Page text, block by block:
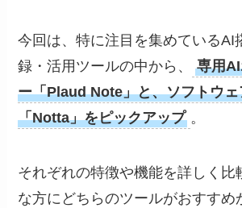
今回は、特に注目を集めているAI
録・活用ツールの中から、
専用
ー「Plaud Note」と、ソフトウ
「Notta」をピックアップ 。
それぞれの特徴や機能を詳しく比
な方にどちらのツールがおすすめ